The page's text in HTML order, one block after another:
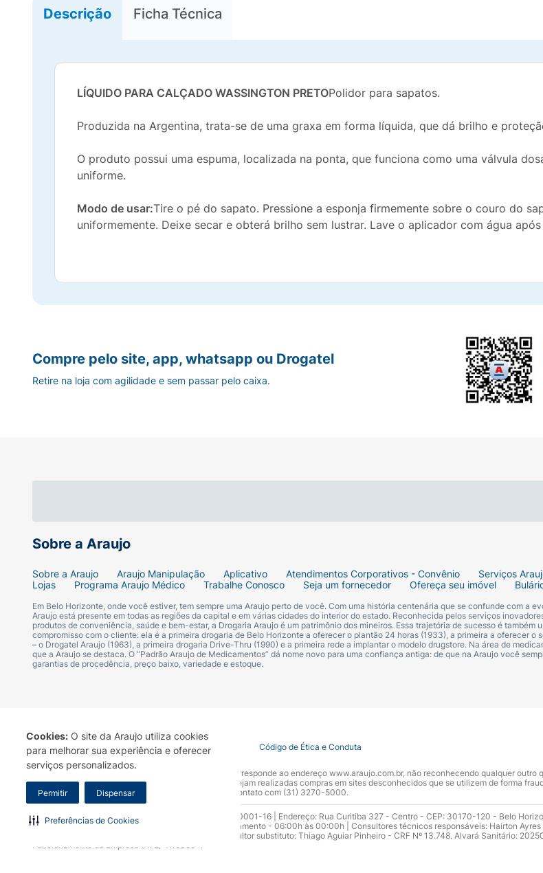
Cookies: O site da Araujo utiliza cookies
para melhorar sua experiência e oferecer
serviços personalizados.
Permitir Dispensar
Preferências de Cookies
Descrição Ficha Técnica
LÍQUIDO PARA CALÇADO WASSINGTON PRETOPolidor para sapatos.
Produzida na Argentina, trata-se de uma graxa em forma líquida, que dá brilho e
O produto possui uma espuma, localizada na ponta, que funciona como uma válvula
uniforme.
Modo de usar:Tire o pé do sapato. Pressione a esponja firmemente sobre o couro do
uniformemente. Deixe secar e obterá brilho sem lustrar. Lave o aplicador com água
Sobre a Araujo
Sobre a Araujo Araujo Manipulação Aplicativo Atendimentos Corporativos - Convênio Serviços
Lojas
Programa Araujo Médico Trabalhe Conosco Seja um fornecedor Ofereça seu imóvel
Em Belo Horizonte, onde você estiver, tem sempre uma Araujo perto de você. Com uma história centenária que se confunde com a
Araujo está presente em todas as regiões da capital e em várias cidades do interior do estado. Reconhecida pelos serviços
produtos de conveniência, saúde e bem-estar, a Drogaria Araujo é um patrimônio dos mineiros. Essa trajetória de sucesso é também
compromisso com o cliente: ela é a primeira drogaria de Belo Horizonte a oferecer o plantão 24 horas (1933), a primeira a oferecer o
– o Drogatel Araujo (1963), a primeira drogaria Drive-Thru (1990) e a primeira rede a implantar o modelo drugstore. Na área de
que a Araujo se destaca. O “Padrão Araujo de Medicamentos” dá nome novo para uma confiança antiga: de que na Araujo você
garantias de procedência, preço baixo, variedade e estoque.
Compre pelo site, app, whatsapp ou Drogatel
Retire na loja com agilidade e sem passar pelo caixa.
Termo de Uso Portal da Privacidade Covid-19 Código de Ética e Conduta
A Drogaria Araujo S/A informa que o seu site oficial corresponde ao endereço www.araujo.com.br, não reconhecendo qualquer outro
marca. Para sua segurança recomendamos que não sejam realizadas compras em sites desconhecidos que se utilizem de forma
Araujo S.A. Em caso de dúvidas, gentileza entrar em contato com (31) 3270-5000.
Razão Social: Drogaria Araujo S.A | CNPJ: 17.256.512.0001-16 | Endereço: Rua Curitiba 327 - Centro - CEP: 30170-120 - Belo
0300.313.1010 e (31) 3270-5000 Horário de funcionamento - 06:00h às 00:00h | Consultores técnicos responsáveis: Hairton Ayres
10.965 | Yasmin Silva Alvarenga – CRF 52.584 - Consultor substituto: Thiago Aguiar Pinheiro - CRF Nº 13.748. Alvará Sanitário:
Funcionamento da Empresa (AFE): 7.16355-1